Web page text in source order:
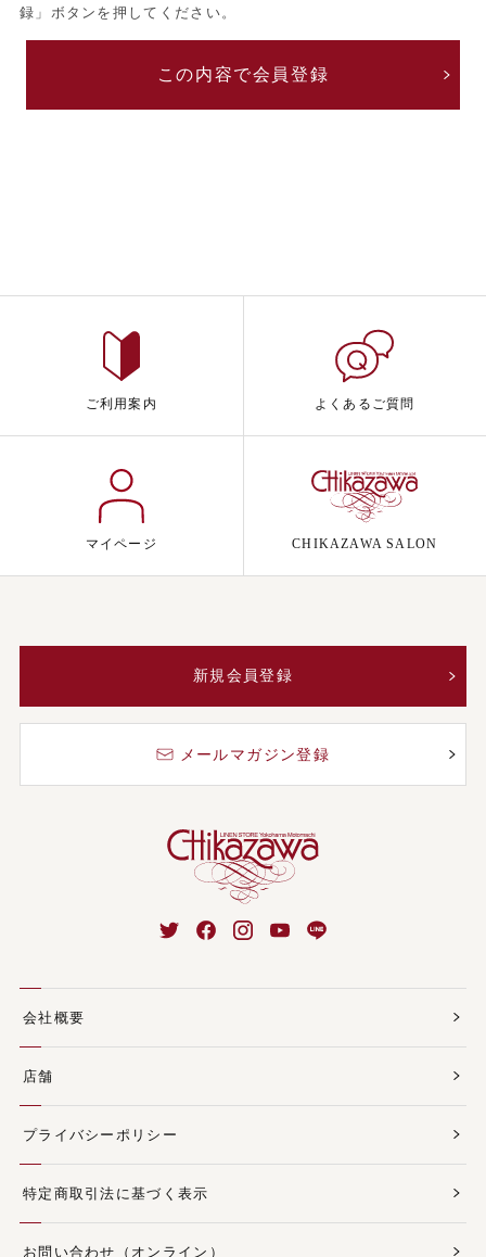
録」ボタンを押してください。
ご利用案内 よくあるご質問
マイページ CHIKAZAWA SALON
新規会員登録
メールマガジン登録
会社概要
店舗
プライバシーポリシー
特定商取引法に基づく表示
お問い合わせ（オンライン）